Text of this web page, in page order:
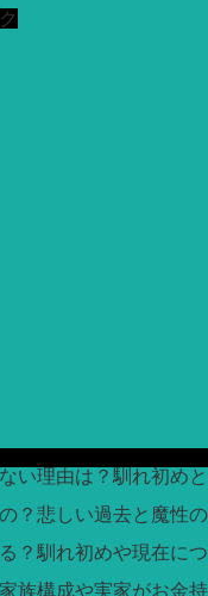
い理由は？馴れ初めと
？悲しい過去と魔性の
？馴れ初めや現在につ
族構成や実家がお金持